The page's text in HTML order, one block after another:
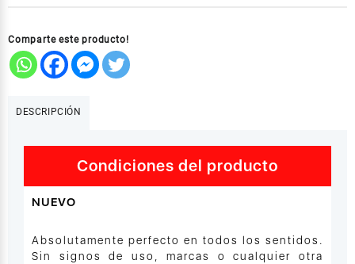
color
negro
cantidad
Comparte este producto!
DESCRIPCIÓN
Condiciones del producto
NUEVO
Absolutamente perfecto en todos los sentidos.
Sin signos de uso, marcas o cualquier otra